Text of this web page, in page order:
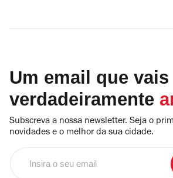
Um email que vais
verdadeiramente
Subscreva a nossa newsletter. Seja o
novidades e o melhor da sua cidade.